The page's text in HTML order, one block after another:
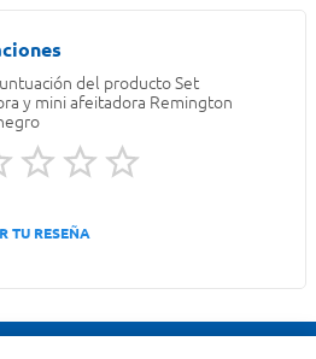
del producto Set
y mini afeitadora Remington
TU RESEÑA